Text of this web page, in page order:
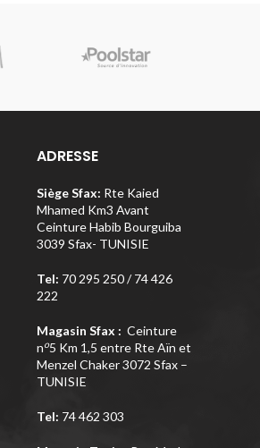
ADRESSE
Siège Sfax: Rte Kaied
Mhamed Km3 Avant
Ceinture Habib Bourguiba
3039 Sfax- TUNISIE
Tel: 70 295 250 / 74 426
222
Magasin Sfax : Ceinture
no5 Km 1,5 entre Rte Aïn et
Menzel Chaker 3072 Sfax –
TUNISIE
Tel: 74 462 303